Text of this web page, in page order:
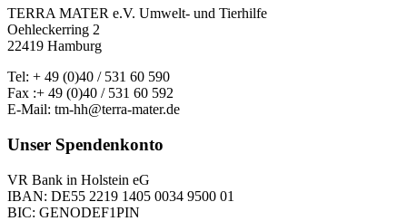
TERRA MATER e.V. Umwelt- und Tierhilfe
Oehleckerring 2
22419 Hamburg
Tel: + 49 (0)40 / 531 60 590
Fax :+ 49 (0)40 / 531 60 592
E-Mail: tm-hh@terra-mater.de
Unser Spendenkonto
VR Bank in Holstein eG
IBAN: DE55 2219 1405 0034 9500 01
BIC: GENODEF1PIN